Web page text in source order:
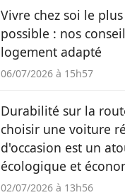
Vivre chez soi le
possible : nos
logement adapté
06/07/2026 à 15h57
Durabilité sur la
choisir une voiture
d'occasion est un
écologique et
02/07/2026 à 13h56